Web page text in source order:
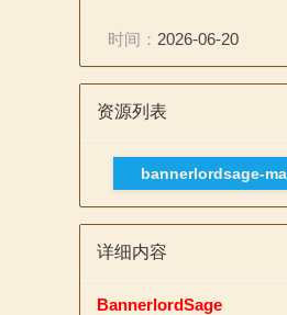
时间： 2026-06-20
资源列表
bannerlordsage-
详细内容
BannerlordSage